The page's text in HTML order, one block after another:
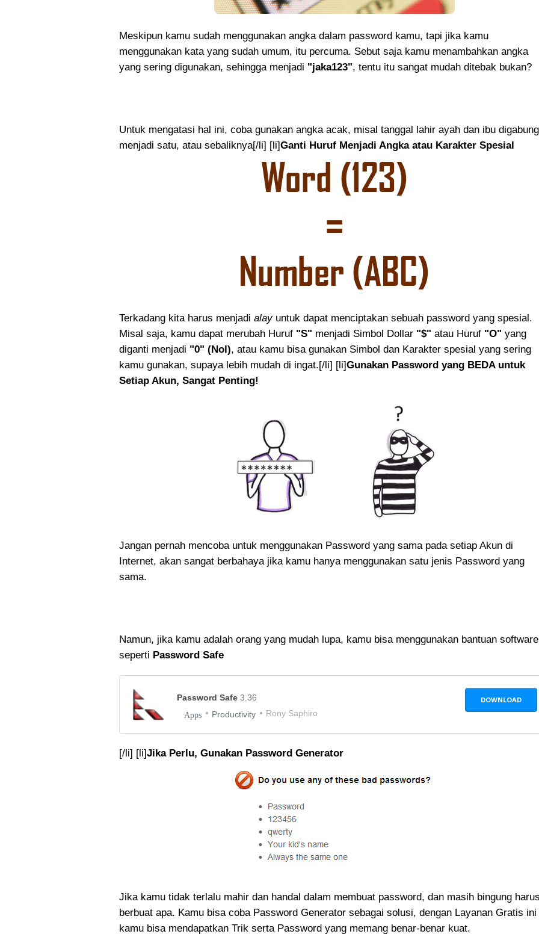
Meskipun kamu sudah menggunakan angka dalam password kamu, tapi jika kamu
menggunakan kata yang sudah umum, itu percuma. Sebut saja kamu menambahkan angka
yang sering digunakan, sehingga menjadi "jaka123", tentu itu sangat mudah ditebak bukan?
Untuk mengatasi hal ini, coba gunakan angka acak, misal tanggal lahir ayah dan ibu digabung
menjadi satu, atau sebaliknya[/li] [li]Ganti Huruf Menjadi Angka atau Karakter Spesial
Terkadang kita harus menjadi alayuntuk dapat menciptakan sebuah password yang spesial.
Misal saja, kamu dapat merubah Huruf "S" menjadi Simbol Dollar "$" atau Huruf "O" yang
diganti menjadi "0" (Nol), atau kamu bisa gunakan Simbol dan Karakter spesial yang sering
kamu gunakan, supaya lebih mudah di ingat.[/li] [li]Gunakan Password yang BEDA untuk
Setiap Akun, Sangat Penting!
Jangan pernah mencoba untuk menggunakan Password yang sama pada setiap Akun di
Internet, akan sangat berbahaya jika kamu hanya menggunakan satu jenis Password yang
sama.
Namun, jika kamu adalah orang yang mudah lupa, kamu bisa menggunakan bantuan
seperti Password Safe
Password Safe 3.36
Apps Productivity Rony Saphiro
DOWNLOAD
[/li] [li]Jika Perlu, Gunakan Password Generator
Jika kamu tidak terlalu mahir dan handal dalam membuat password, dan masih bingung
berbuat apa. Kamu bisa coba Password Generator sebagai solusi, dengan Layanan Gratis ini
kamu bisa mendapatkan Trik serta Password yang memang benar-benar kuat.